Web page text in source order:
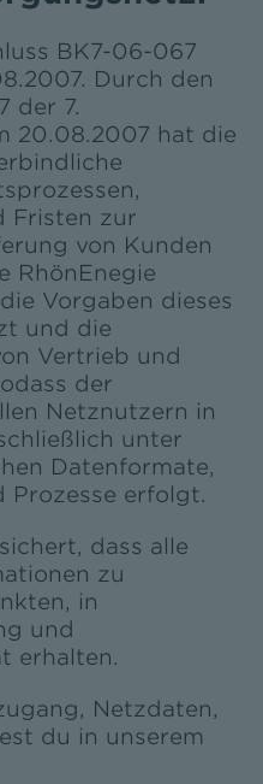
BK7-06-067
Durch den
der 7.
20.08.2007 hat die
Fristen zur
von Kunden
RhönEnegie
Vorgaben dieses
und die
Vertrieb und
der
Netznutzern in
unter
Datenformate,
Prozesse erfolgt.
dass alle
zu
in
und
erhalten.
Netzdaten,
du in unserem